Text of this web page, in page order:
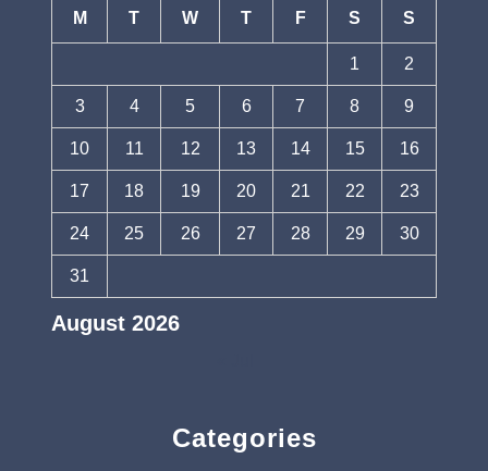
August 2026
M T W T F S S
1 2
3 4 5 6 7 8 9
10 11 12 13 14 15 16
17 18 19 20 21 22 23
24 25 26 27 28 29 30
31
Categories